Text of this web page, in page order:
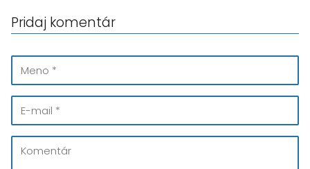
Pridaj komentár